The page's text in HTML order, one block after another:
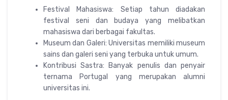
Festival Mahasiswa: Setiap tahun diadakan
festival seni dan budaya yang melibatkan
mahasiswa dari berbagai fakultas.
Museum dan Galeri: Universitas memiliki museum
sains dan galeri seni yang terbuka untuk umum.
Kontribusi Sastra: Banyak penulis dan penyair
ternama Portugal yang merupakan alumni
universitas ini.